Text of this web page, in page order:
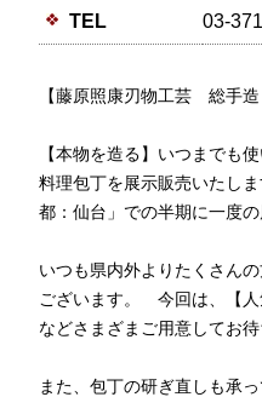
TEL 03-
【藤原照康刃物工芸 総手
【本物を造る】いつまでも
料理包丁を展示販売いたし
都：仙台」での半期に一度の
いつも県内外よりたくさん
ございます。 今回は、【人
などさまざまご用意してお
また、包丁の研ぎ直しも承